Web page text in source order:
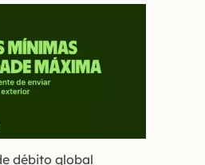
débito global